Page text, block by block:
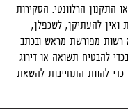
התקנון הרלוונטי. הסקירות
ואין להעתיקן, לשכפלן,
רשות מפורשת מראש ובכתב
להבטיח תשואה או דירוג
להוות התחייבות להשאת